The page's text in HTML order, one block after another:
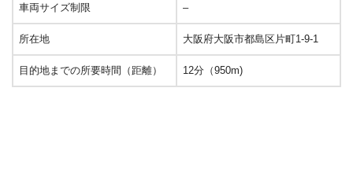
車両サイズ制限 –
所在地 大阪府大阪市都島区片町1-9-1
目的地までの所要時間（距離） 12分（950m)